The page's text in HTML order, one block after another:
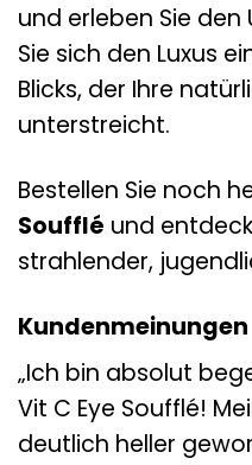
und erleben Sie den
Sie sich den Luxus
Blicks, der Ihre
unterstreicht.
Bestellen Sie noch
Soufflé und
strahlender,
Kundenmeinungen
„Ich bin absolut
Vit C Eye Soufflé!
deutlich heller